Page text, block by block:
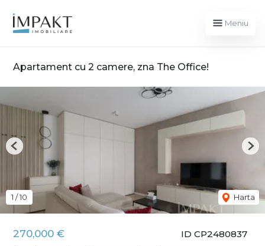
Meniu
Apartament cu 2 camere, zna The Office!
ID CP2480837
270,000 €
1 /10 Harta
Previous